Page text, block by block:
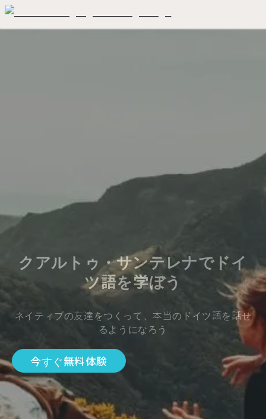
クアルトゥ・サンテレナでドイ
ツ語を学ぼう
ネイティブの友達をつくって、本当のドイツ語を話せ
るようになろう
今すぐ無料体験